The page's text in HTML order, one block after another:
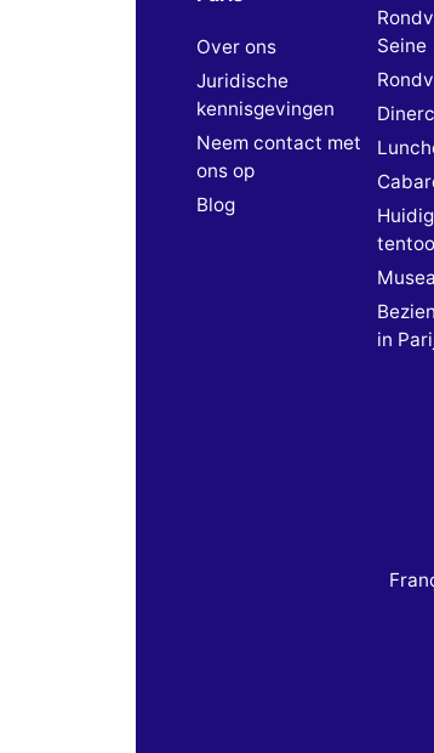
Over ons
Juridische
kennisgevingen
Neem contact met
ons op
Blog
Seine
in